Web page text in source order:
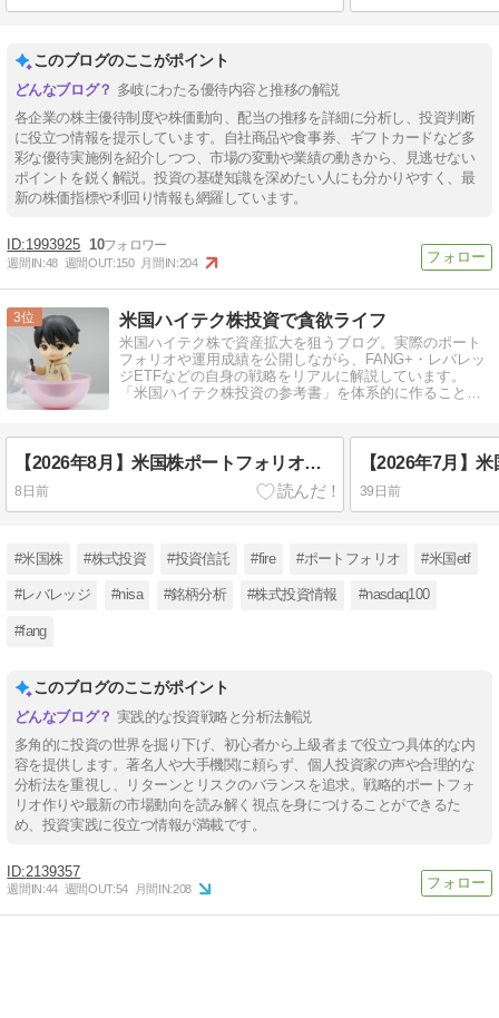
このブログのここがポイント
多岐にわたる優待内容と推移の解説
各企業の株主優待制度や株価動向、配当の推移を詳細に分析し、投資判断
に役立つ情報を提示しています。自社商品や食事券、ギフトカードなど多
彩な優待実施例を紹介しつつ、市場の変動や業績の動きから、見逃せない
ポイントを鋭く解説。投資の基礎知識を深めたい人にも分かりやすく、最
新の株価指標や利回り情報も網羅しています。
1993925 10
週間IN:48 週間OUT:150 月間IN:204
3 米国ハイテク株投資で貪欲ライフ
米国ハイテク株で資産拡大を狙うブログ。実際のポート
フォリオや運用成績を公開しながら、FANG+・レバレッ
ジETFなどの自身の戦略をリアルに解説しています。
「米国ハイテク株投資の参考書」を体系的に作ることを
【2026年8月】米国株ポートフォリオ公開｜8～9月は夏枯れ相場？今は買い時か売り時か
8日前 39日前
#米国株 #株式投資 #投資信託 #fire #ポートフォリオ #米国etf
#レバレッジ #nisa #銘柄分析 #株式投資情報 #nasdaq100
#fang
このブログのここがポイント
実践的な投資戦略と分析法解説
多角的に投資の世界を掘り下げ、初心者から上級者まで役立つ具体的な内
容を提供します。著名人や大手機関に頼らず、個人投資家の声や合理的な
分析法を重視し、リターンとリスクのバランスを追求。戦略的ポートフォ
リオ作りや最新の市場動向を読み解く視点を身につけることができるた
め、投資実践に役立つ情報が満載です。
2139357
週間IN:44 週間OUT:54 月間IN:208